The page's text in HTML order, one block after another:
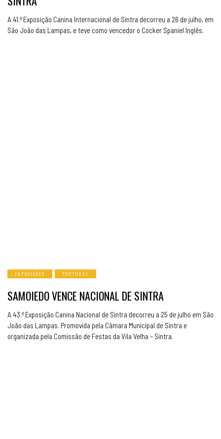
A 41.ª Exposição Canina Internacional de Sintra decorreu a 26 de julho, em
São João das Lampas, e teve como vencedor o Cocker Spaniel Inglês.
EXPOSIÇÕES PORTUGAL
SAMOIEDO VENCE NACIONAL DE SINTRA
A 43.ª Exposição Canina Nacional de Sintra decorreu a 25 de julho em São
João das Lampas. Promovida pela Câmara Municipal de Sintra e
organizada pela Comissão de Festas da Vila Velha – Sintra.